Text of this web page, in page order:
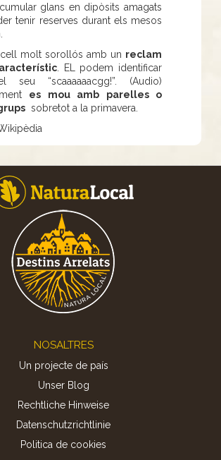
glans en dipòsits amagats
tenir reserves durant els mesos
molt sorollós amb un reclam
. EL podem identificar
seu “scaaaaaacgg!”. (Audio)
es mou amb parelles o
sobretot a la primavera.
NOSALTRES
Un projecte de país
Unser Blog
Rechtliche Hinweise
Datenschutzrichtlinie
Politica de cookies